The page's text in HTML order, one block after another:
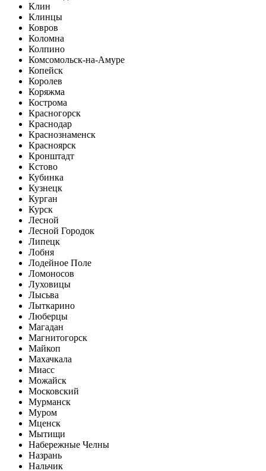
Клин
Клинцы
Ковров
Коломна
Колпино
Комсомольск-на-Амуре
Копейск
Королев
Коряжма
Кострома
Красногорск
Краснодар
Краснознаменск
Красноярск
Кронштадт
Кстово
Кубинка
Кузнецк
Курган
Курск
Лесной
Лесной Городок
Липецк
Лобня
Лодейное Поле
Ломоносов
Луховицы
Лысьва
Лыткарино
Люберцы
Магадан
Магнитогорск
Майкоп
Махачкала
Миасс
Можайск
Московский
Мурманск
Муром
Мценск
Мытищи
Набережные Челны
Назрань
Нальчик